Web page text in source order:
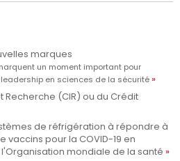
marques
un moment important pour
leadership en sciences de la sécurité
(CIR) ou du Crédit
de réfrigération à répondre à
pour la COVID-19 en
mondiale de la santé